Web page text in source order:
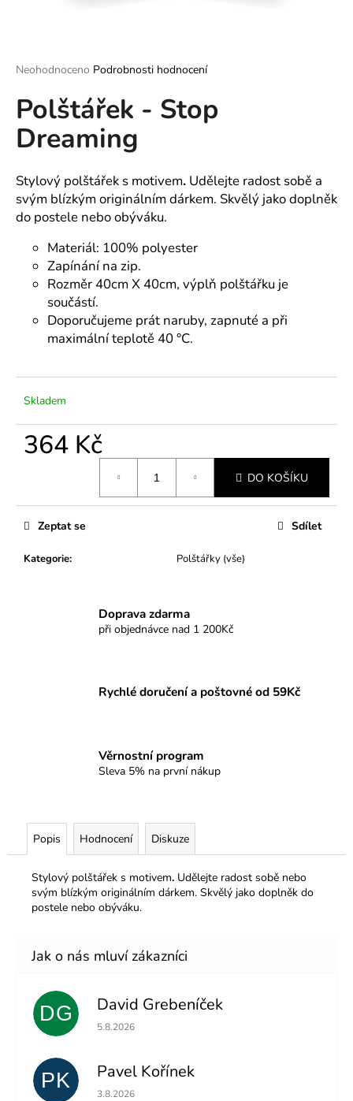
Průměrné
produktu
je
0,0
z
hvězdiček.
Neohodnoceno Podrobnosti hodnocení
Polštářek - Stop
Dreaming
Stylový polštářek s motivem. Udělejte radost sobě a
svým blízkým originálním dárkem. Skvělý jako doplněk
do postele nebo obýváku.
Materiál: 100% polyester
Zapínání na zip.
Rozměr 40cm X 40cm, výplň polštářku je
součástí.
Doporučujeme prát naruby, zapnuté a při
maximální teplotě 40 °C.
Skladem
364 Kč
DO KOŠÍKU
Kategorie: Polštářky (vše)
Zeptat se Sdílet
Doprava zdarma
při objednávce nad 1 200Kč
Rychlé doručení a poštovné od 59Kč
Věrnostní program
Sleva 5% na první nákup
Popis Hodnocení Diskuze
Stylový polštářek s motivem. Udělejte radost sobě nebo
svým blízkým originálním dárkem. Skvělý jako doplněk do
postele nebo obýváku.
DG David Grebeníček
Hodnocení obchodu je 5 z 5 hvězdiček.
5.8.2026
PK Pavel Kořínek
Hodnocení obchodu je 5 z 5 hvězdiček.
3.8.2026
í
t
?
HLEDAT
u
e
m